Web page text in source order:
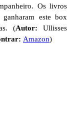
Os livros
este box
(Autor: Ullisses
Amazon)